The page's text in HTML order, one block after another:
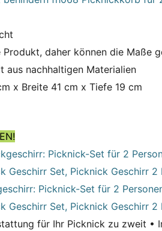
Produkt, daher können die Maße
aus nachhaltigen Materialien
x Breite 41 cm x Tiefe 19 cm
Picknick-Set für 2
Geschirr Set, Picknick Geschirr 2
für Ihr Picknick zu zweit •